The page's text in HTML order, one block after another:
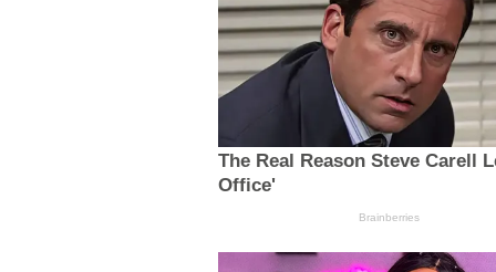
The Real Reason Steve Carell
Office'
Brainberries